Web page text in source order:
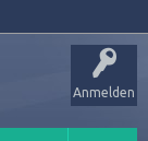
Anmelden